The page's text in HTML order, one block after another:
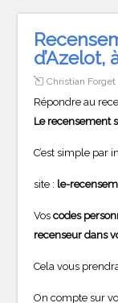
d’Azelot,
Christian Forget
Répondre au
Le recensement
C’est simple par
site : le-
Voscodes
recenseur dans
Cela vous
On compte sur